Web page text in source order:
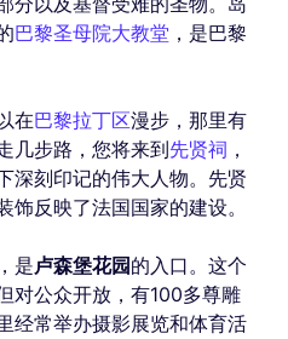
巴黎圣母院大教堂 ，是巴黎
在巴黎拉丁区漫步，那里有
几步路，您将来到先贤祠 ，
深刻印记的伟大人物。先贤
反映了法国国家的建设。
是卢森堡花园的入口。这个
对公众开放，有100多尊雕
经常举办摄影展览和体育活